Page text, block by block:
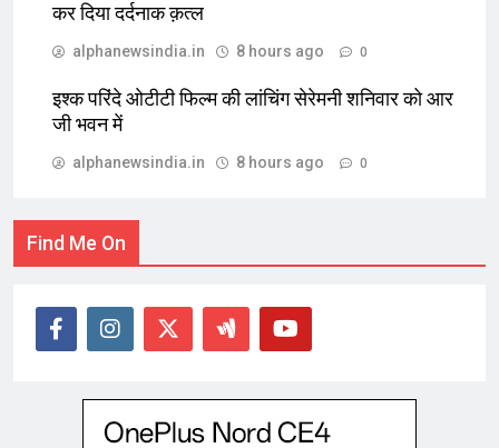
कर दिया दर्दनाक क़त्ल
alphanewsindia.in 8 hours ago 0
इश्क परिंदे ओटीटी फिल्म की लांचिंग सेरेमनी शनिवार को आर
जी भवन में
alphanewsindia.in 8 hours ago 0
Find Me On